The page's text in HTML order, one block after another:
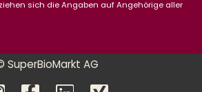
sich die Angaben auf Angehörige aller
AG